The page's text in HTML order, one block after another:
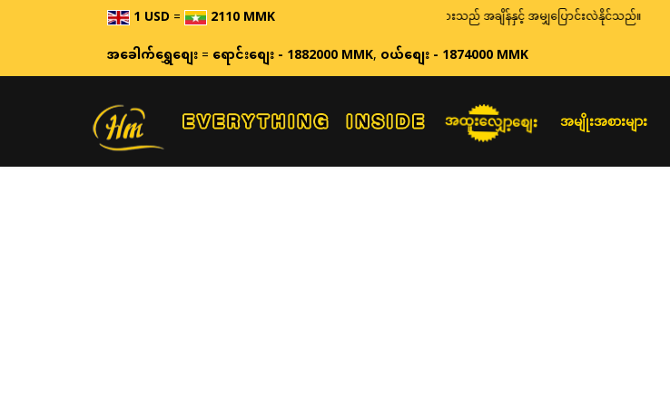
1 USD= 2110 MMK ဈေးနှုန်းများသည် အချိန်နှင့် အမျှပြောင်းလဲနိုင်သည်။
အခေါက်ရွှေစျေး=ရောင်းစျေး - 1882000 MMK,ဝယ်စျေး - 1874000 MMK
အထူးလျှော့စျေး အမျိုးအစားများ